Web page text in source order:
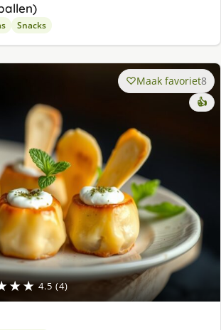
Snacks
4.5 (4)
Maak favoriet8
👍